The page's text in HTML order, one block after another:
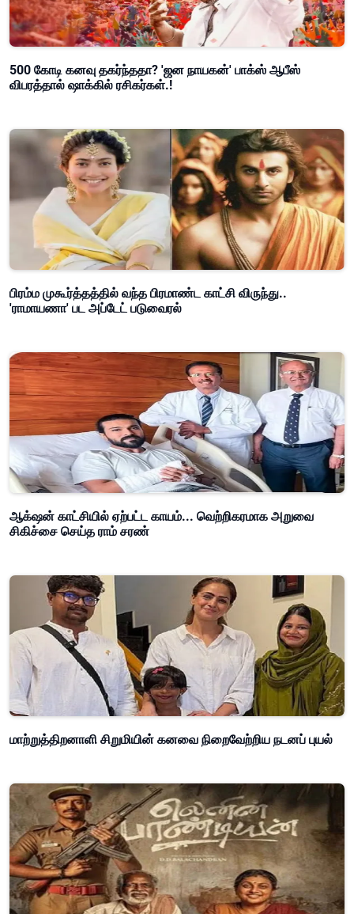
500 கோடி கனவு தகர்ந்ததா? 'ஜன நாயகன்' பாக்ஸ் ஆபீஸ்
விபரத்தால் ஷாக்கில் ரசிகர்கள்.!
பிரம்ம முகூர்த்தத்தில் வந்த பிரமாண்ட காட்சி விருந்து..
'ராமாயணா' பட அப்டேட் படுவைரல்
ஆக்‌ஷன் காட்சியில் ஏற்பட்ட காயம்... வெற்றிகரமாக அறுவை
சிகிச்சை செய்த ராம் சரண்
மாற்றுத்திறனாளி சிறுமியின் கனவை நிறைவேற்றிய நடனப் புயல்